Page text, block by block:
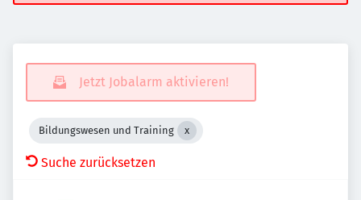
Jetzt Jobalarm aktivieren!
Bildungswesen und Training
Suche zurücksetzen